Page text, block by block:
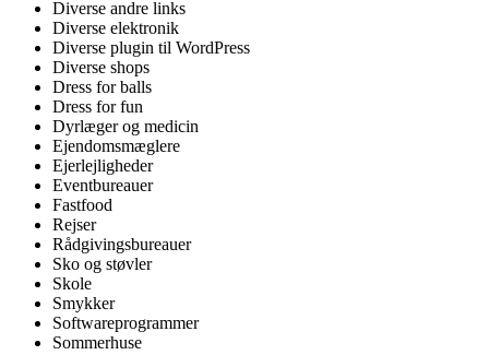
Diverse andre links
Diverse elektronik
Diverse plugin til WordPress
Diverse shops
Dress for balls
Dress for fun
Dyrlæger og medicin
Ejendomsmæglere
Ejerlejligheder
Eventbureauer
Fastfood
Rejser
Rådgivingsbureauer
Sko og støvler
Skole
Smykker
Softwareprogrammer
Sommerhuse